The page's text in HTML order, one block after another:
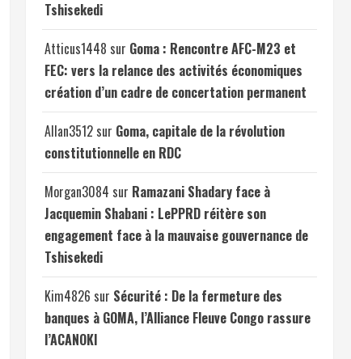
Tshisekedi
Atticus1448 sur Goma : Rencontre AFC-M23 et
FEC: vers la relance des activités économiques
création d’un cadre de concertation permanent
Allan3512 sur Goma, capitale de la révolution
constitutionnelle en RDC
Morgan3084 sur Ramazani Shadary face à
Jacquemin Shabani : LePPRD réitère son
engagement face à la mauvaise gouvernance de
Tshisekedi
Kim4826 sur Sécurité : De la fermeture des
banques à GOMA, l’Alliance Fleuve Congo rassure
l’ACANOKI